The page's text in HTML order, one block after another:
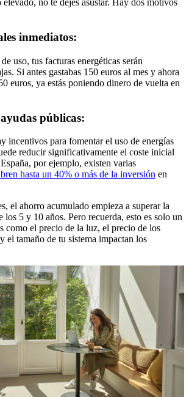
elevado, no te dejes asustar. Hay dos motivos
inmediatos:
uso, tus facturas energéticas serán
Si antes gastabas 150 euros al mes y ahora
euros, ya estás poniendo dinero de vuelta en
públicas:
incentivos para fomentar el uso de energías
reducir significativamente el coste inicial
por ejemplo, existen varias
hasta un 40% o más de la inversión en
el ahorro acumulado empieza a superar la
5 y 10 años. Pero recuerda, esto es solo un
como el precio de la luz, el precio de los
el tamaño de tu sistema impactan los